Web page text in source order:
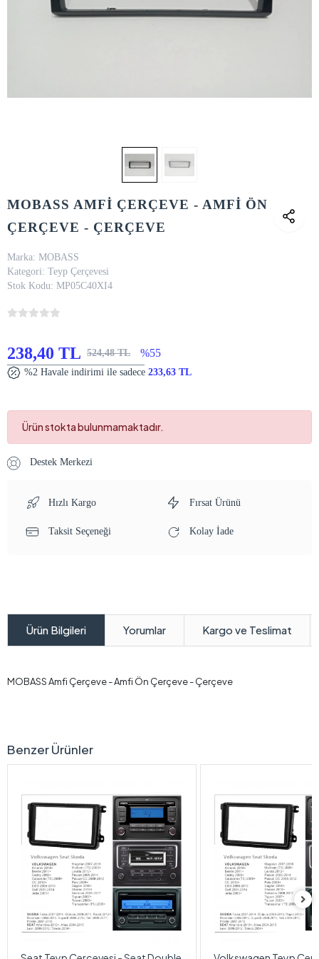
MOBASS AMFİ ÇERÇEVE - AMFİ ÖN
ÇERÇEVE - ÇERÇEVE
Marka: MOBASS
Kategori: Teyp Çerçevesi
Stok Kodu: MP05C40XI4
238,40 TL 524,48 TL %55
%2 Havale indirimi ile sadece 233,63 TL
Ürün stokta bulunmamaktadır.
Destek Merkezi
Hızlı Kargo Fırsat Ürünü
Taksit Seçeneği Kolay İade
Ürün Bilgileri Yorumlar Kargo ve Teslimat
MOBASS Amfi Çerçeve - Amfi Ön Çerçeve - Çerçeve
Benzer Ürünler